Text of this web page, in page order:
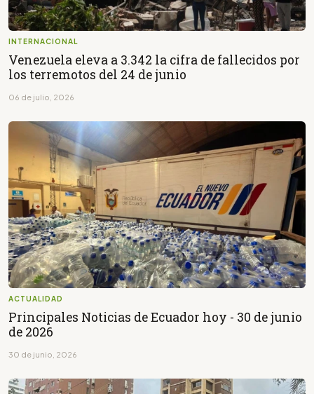
INTERNACIONAL
Venezuela eleva a 3.342 la cifra de fallecidos por
los terremotos del 24 de junio
06 de julio, 2026
ACTUALIDAD
Principales Noticias de Ecuador hoy - 30 de junio
de 2026
30 de junio, 2026